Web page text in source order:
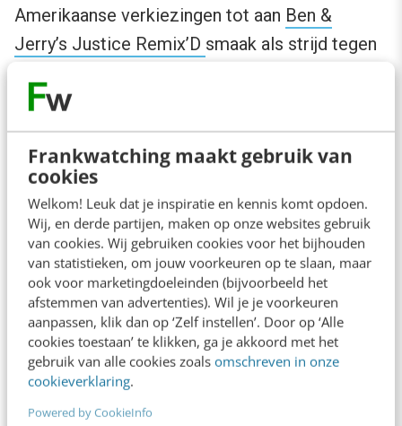
Frankwatching maakt gebruik van
cookies
Welkom! Leuk dat je inspiratie en kennis komt opdoen.
Wij, en derde partijen, maken op onze websites gebruik
van cookies. Wij gebruiken cookies voor het bijhouden
van statistieken, om jouw voorkeuren op te slaan, maar
ook voor marketingdoeleinden (bijvoorbeeld het
afstemmen van advertenties). Wil je je voorkeuren
aanpassen, klik dan op ‘Zelf instellen’. Door op ‘Alle
cookies toestaan’ te klikken, ga je akkoord met het
gebruik van alle cookies zoals omschreven in onze
cookieverklaring.
Powered by CookieInfo
Amerikaanse verkiezingen tot aan Ben &
Jerry’s Justice Remix’D smaak als strijd tegen
Het afgelopen jaar werd gekenmerkt door een